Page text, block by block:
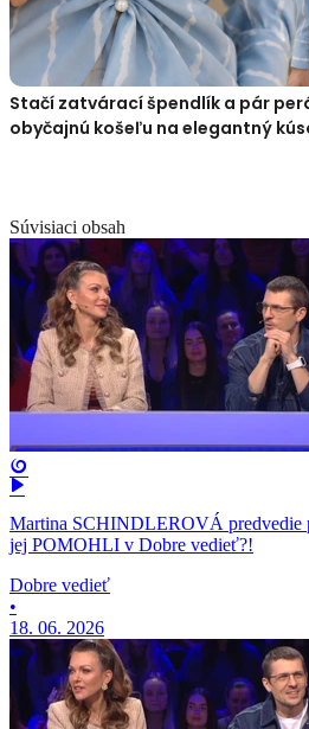
Stačí zatvárací špendlík a pár
obyčajnú košeľu na elegantný
Súvisiaci obsah
Martina SCHINDLEROVÁ predvedie
jej POMOHLI v Dobre vedieť?!
Dobre vedieť
•
18. 06. 2026